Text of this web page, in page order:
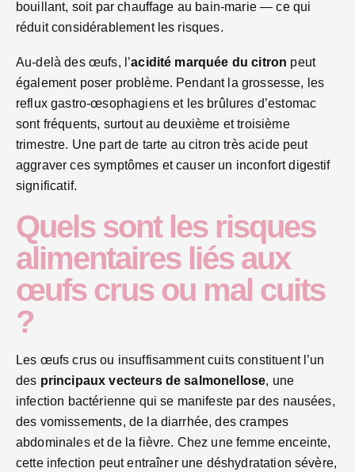
bouillant, soit par chauffage au bain-marie — ce qui
réduit considérablement les risques.
Au-delà des œufs, l’acidité marquée du citron peut
également poser problème. Pendant la grossesse, les
reflux gastro-œsophagiens et les brûlures d’estomac
sont fréquents, surtout au deuxième et troisième
trimestre. Une part de tarte au citron très acide peut
aggraver ces symptômes et causer un inconfort digestif
significatif.
Quels sont les risques
alimentaires liés aux
œufs crus ou mal cuits
?
Les œufs crus ou insuffisamment cuits constituent l’un
des principaux vecteurs de salmonellose, une
infection bactérienne qui se manifeste par des nausées,
des vomissements, de la diarrhée, des crampes
abdominales et de la fièvre. Chez une femme enceinte,
cette infection peut entraîner une déshydratation sévère,